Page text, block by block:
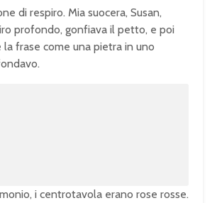
di respiro. Mia suocera, Susan,
profondo, gonfiava il petto, e poi
la frase come una pietra in uno
i centrotavola erano rose rosse.